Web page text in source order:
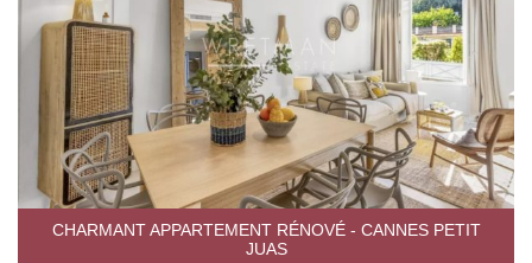
CHARMANT APPARTEMENT RÉNOVÉ - CANNES PETIT
JUAS